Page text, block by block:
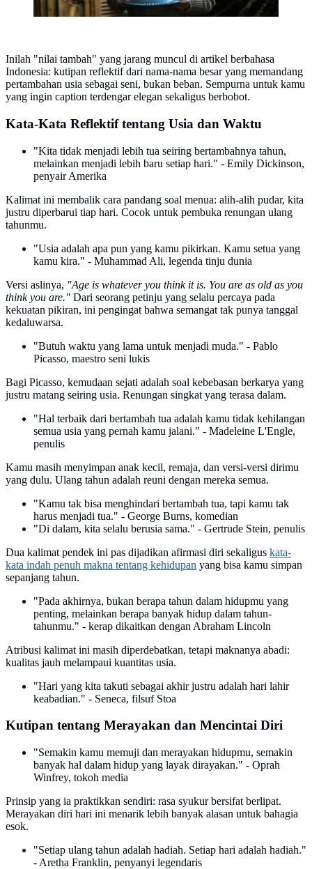
Inilah "nilai tambah" yang jarang muncul di artikel berbahasa
Indonesia: kutipan reflektif dari nama-nama besar yang memandang
pertambahan usia sebagai seni, bukan beban. Sempurna untuk kamu
yang ingin caption terdengar elegan sekaligus berbobot.
Kata-Kata Reflektif tentang Usia dan Waktu
"Kita tidak menjadi lebih tua seiring bertambahnya tahun,
melainkan menjadi lebih baru setiap hari." - Emily Dickinson,
penyair Amerika
Kalimat ini membalik cara pandang soal menua: alih-alih pudar, kita
justru diperbarui tiap hari. Cocok untuk pembuka renungan ulang
tahunmu.
"Usia adalah apa pun yang kamu pikirkan. Kamu setua yang
kamu kira." - Muhammad Ali, legenda tinju dunia
Versi aslinya, "Age is whatever you think it is. You are as old as you
think you are." Dari seorang petinju yang selalu percaya pada
kekuatan pikiran, ini pengingat bahwa semangat tak punya tanggal
kedaluwarsa.
"Butuh waktu yang lama untuk menjadi muda." - Pablo
Picasso, maestro seni lukis
Bagi Picasso, kemudaan sejati adalah soal kebebasan berkarya yang
justru matang seiring usia. Renungan singkat yang terasa dalam.
"Hal terbaik dari bertambah tua adalah kamu tidak kehilangan
semua usia yang pernah kamu jalani." - Madeleine L'Engle,
penulis
Kamu masih menyimpan anak kecil, remaja, dan versi-versi dirimu
yang dulu. Ulang tahun adalah reuni dengan mereka semua.
"Kamu tak bisa menghindari bertambah tua, tapi kamu tak
harus menjadi tua." - George Burns, komedian
"Di dalam, kita selalu berusia sama." - Gertrude Stein, penulis
Dua kalimat pendek ini pas dijadikan afirmasi diri sekaligus kata-
kata indah penuh makna tentang kehidupan yang bisa kamu simpan
sepanjang tahun.
"Pada akhirnya, bukan berapa tahun dalam hidupmu yang
penting, melainkan berapa banyak hidup dalam tahun-
tahunmu." - kerap dikaitkan dengan Abraham Lincoln
Atribusi kalimat ini masih diperdebatkan, tetapi maknanya abadi:
kualitas jauh melampaui kuantitas usia.
"Hari yang kita takuti sebagai akhir justru adalah hari lahir
keabadian." - Seneca, filsuf Stoa
Kutipan tentang Merayakan dan Mencintai Diri
"Semakin kamu memuji dan merayakan hidupmu, semakin
banyak hal dalam hidup yang layak dirayakan." - Oprah
Winfrey, tokoh media
Prinsip yang ia praktikkan sendiri: rasa syukur bersifat berlipat.
Merayakan diri hari ini menarik lebih banyak alasan untuk bahagia
esok.
"Setiap ulang tahun adalah hadiah. Setiap hari adalah hadiah."
- Aretha Franklin, penyanyi legendaris